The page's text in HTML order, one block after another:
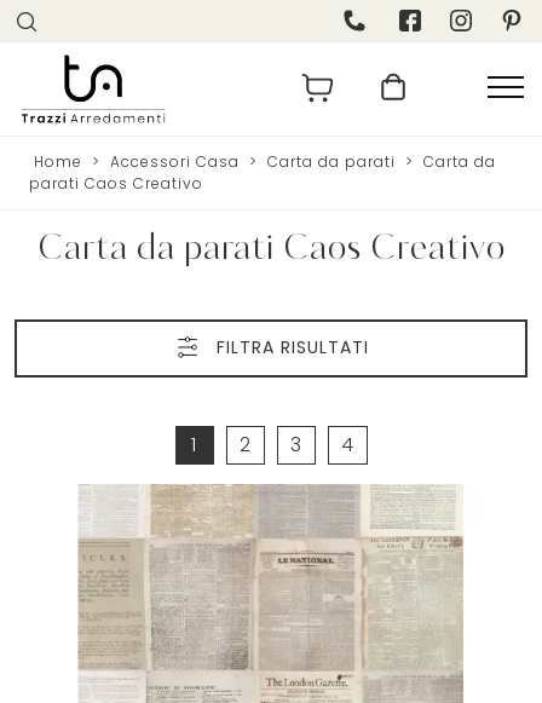
Home > Accessori Casa > Carta da parati > Carta da
parati Caos Creativo
Carta da parati Caos Creativo
FILTRA RISULTATI
1 2 3 4